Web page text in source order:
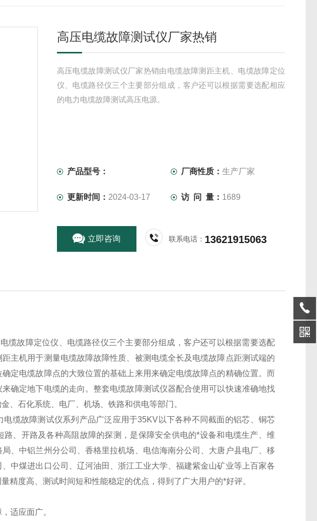
高压电缆故障测试仪厂家热销
高压电缆故障测试仪厂家热销由电缆故障测距主机、电缆故障定位
仪、电缆路径仪三个主要部分组成，客户还可以根据需要选配相应
的电力电缆故障测试高压电源。
产品型号： 厂商性质：生产厂家
更新时间： 2024-03-17 访 问 量： 1689
立即咨询 联系电话： 13621915063
缆故障定位仪、电缆路径仪三个主要部分组成，客户还可以根据需要选配
主机用于测量电缆故障故障性质、被测电缆全长及电缆故障点距测试端的
定电缆故障点的大致位置的基础上来用来确定电缆故障点的精确位置。而
确定地下电缆的走向。整套电缆故障测试仪器配合使用可以快速准确地找
、石化系统、电厂、机场、铁路和供电等部门。
电缆故障测试仪系列产品广泛应用于35KV以下各种不同截面的铝芯、铜芯
、开路及各种高阻故障的探测，是保障安全供电的*设备和电缆生产、维
、中铝兰州分公司、香格里拉机场、电信海南分公司、大唐户县电厂、移
中煤进出口公司、辽河油田、浙江工业大学、福建紫金山矿业等上百家各
精度高、测试时间短和性能稳定的优点，得到了广大用户的*好评。
适应面广。